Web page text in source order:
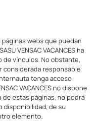
webs que puedan
VENSAC VACANCES ha
vínculos. No obstante,
considerada responsable
tenga acceso
VACANCES no dispone
estas páginas, no podrá
disponibilidad, de su
elemento.